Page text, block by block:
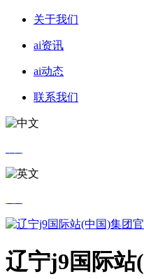
关于我们
ai资讯
ai动态
联系我们
辽宁j9国际站